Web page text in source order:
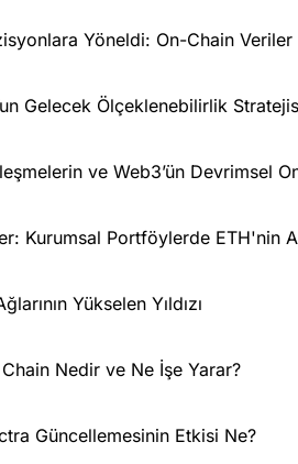
Yöneldi: On-Chain
Gelecek Ölçeklenebilirlik
ve Web3’ün Devrimsel On
Kurumsal Portföylerde ETH'nin
Yükselen Yıldızı
Nedir ve Ne İşe Yarar?
Güncellemesinin Etkisi Ne?